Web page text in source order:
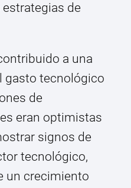
de
a una
gasto tecnológico
de
eran optimistas
signos de
tecnológico,
un crecimiento